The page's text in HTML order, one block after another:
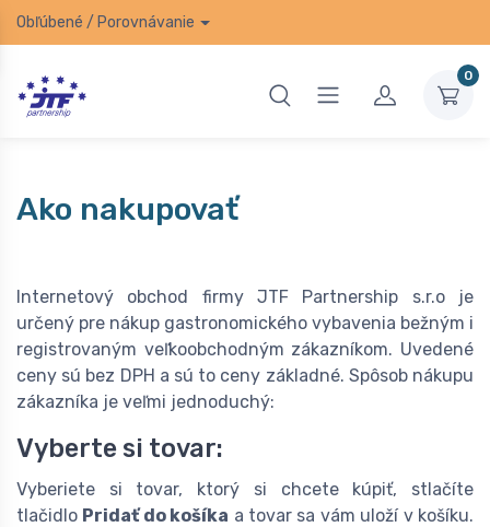
Obľúbené / Porovnávanie
0
Ako nakupovať
Internetový obchod firmy JTF Partnership s.r.o je
určený pre nákup gastronomického vybavenia bežným i
registrovaným veľkoobchodným zákazníkom. Uvedené
ceny sú bez DPH a sú to ceny základné. Spôsob nákupu
zákazníka je veľmi jednoduchý:
Vyberte si tovar:
Vyberiete si tovar, ktorý si chcete kúpiť, stlačíte
tlačidlo Pridať do košíka a tovar sa vám uloží v košíku.